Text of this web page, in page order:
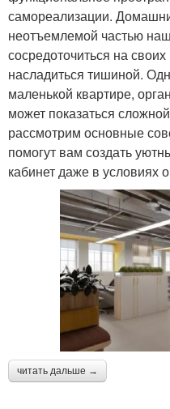
самореализации.
неотъемлемой частью
сосредоточиться на
насладиться тишиной.
маленькой квартире,
может показаться
рассмотрим основные
помогут вам создать
кабинет даже в условиях
читать дальше →